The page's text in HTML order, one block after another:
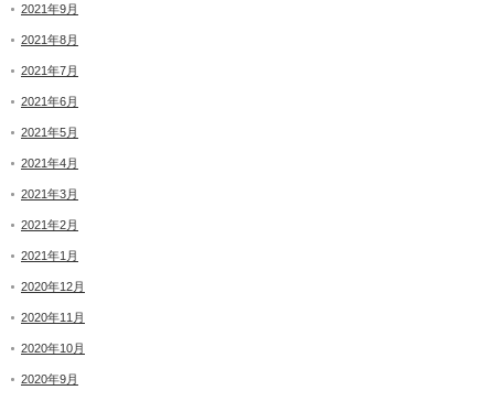
2021年9月
2021年8月
2021年7月
2021年6月
2021年5月
2021年4月
2021年3月
2021年2月
2021年1月
2020年12月
2020年11月
2020年10月
2020年9月